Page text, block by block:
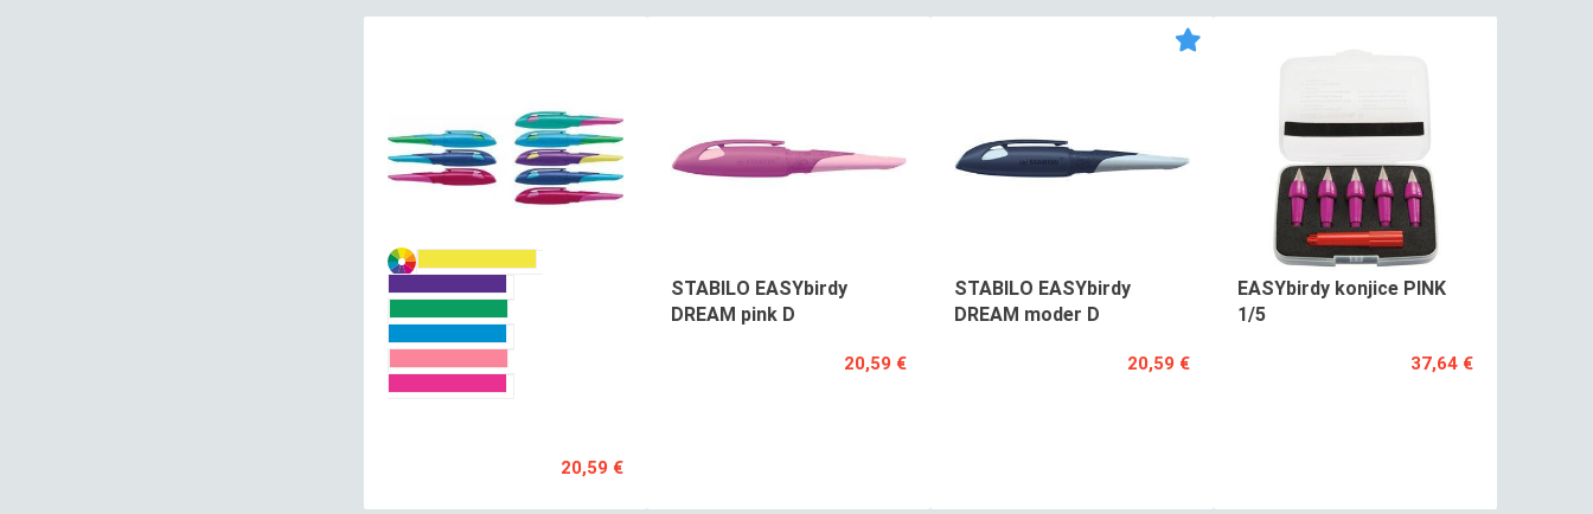
Ergonomsko
šolsko
nalivno
pero
STABILO
20,59 €
STABILO EASYbirdy
DREAM pink D
20,59 €
STABILO EASYbirdy
DREAM moder D
20,59 €
EASYbirdy konjice PINK
1/5
37,64 €